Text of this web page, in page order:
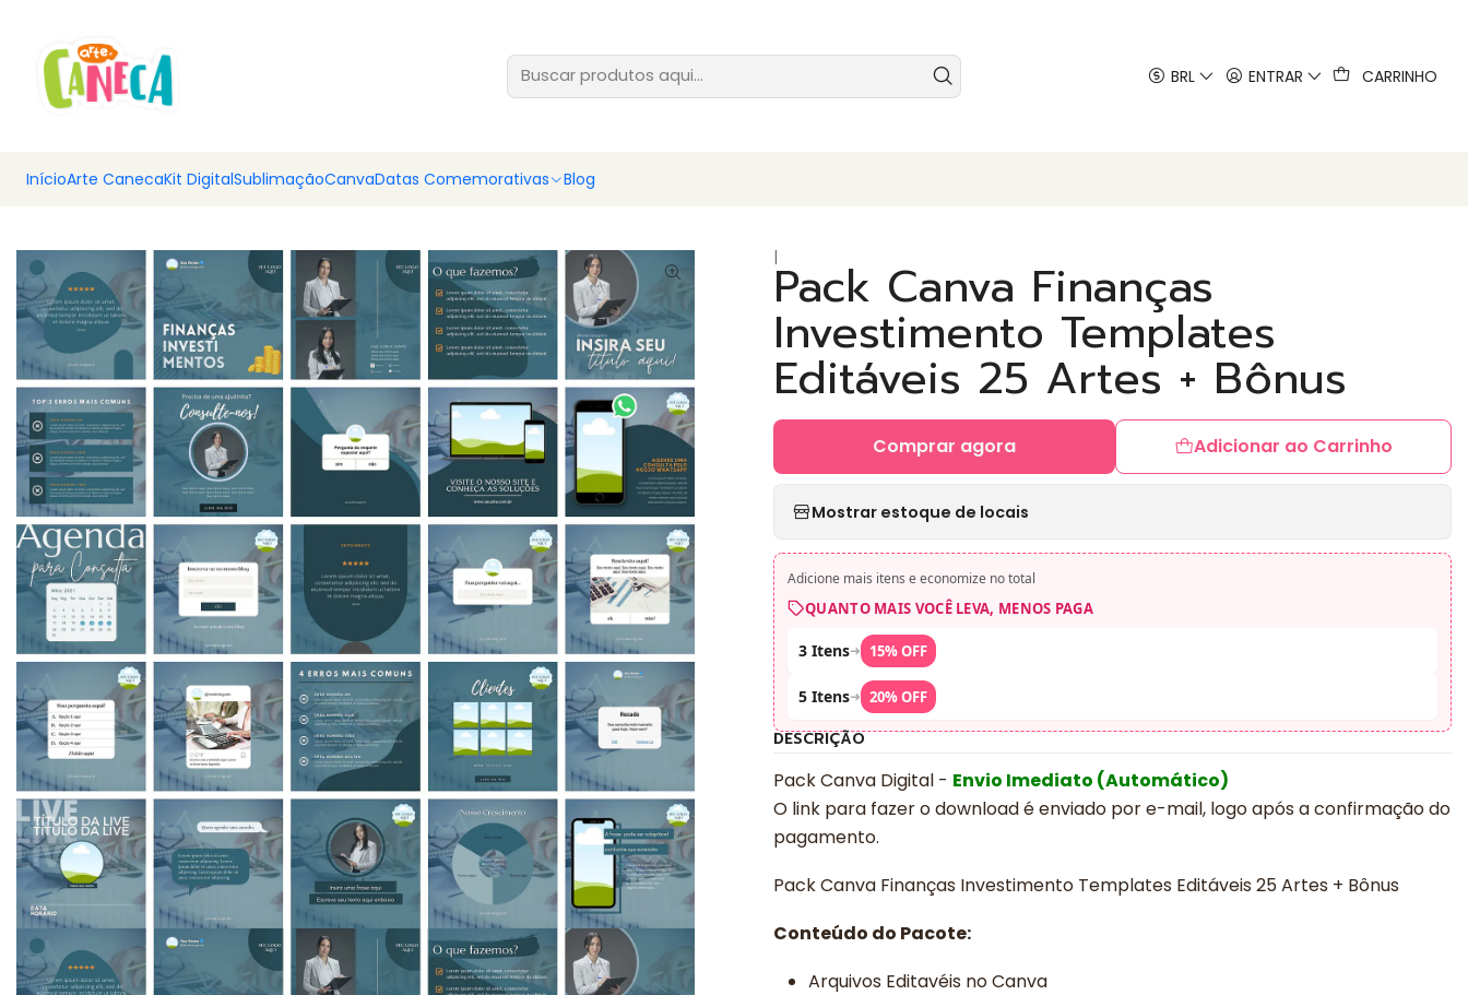
BRL ENTRAR CARRINHO
InícioArte CanecaKit DigitalSublimaçãoCanvaDatas Comemorativas Blog
|Pack Canva Finanças
Investimento Templates
Editáveis 25 Artes + Bônus
Adicionar ao Carrinho
Comprar agora
Mostrar estoque de locais
Adicione mais itens e economize no total
QUANTO MAIS VOCÊ LEVA, MENOS PAGA
3 Itens➜ 15% OFF
5 Itens➜ 20% OFF
DESCRIÇÃO
Pack Canva Digital - Envio Imediato (Automático)
O link para fazer o download é enviado por e-mail, logo após a confirmação do
pagamento.
Pack Canva Finanças Investimento Templates Editáveis 25 Artes + Bônus
Conteúdo do Pacote:
Arquivos Editavéis no Canva